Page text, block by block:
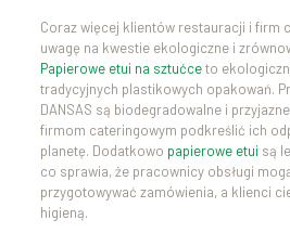
Coraz więcej klientów restauracji i firm
uwagę na kwestie ekologiczne i
Papierowe etui na sztućceto
tradycyjnych plastikowych opakowań.
DANSAS są biodegradowalne i
firmom cateringowym podkreślić ich
planetę. Dodatkowo papierowe etui są
co sprawia, że pracownicy obsługi
przygotowywać zamówienia, a klienci
higieną.